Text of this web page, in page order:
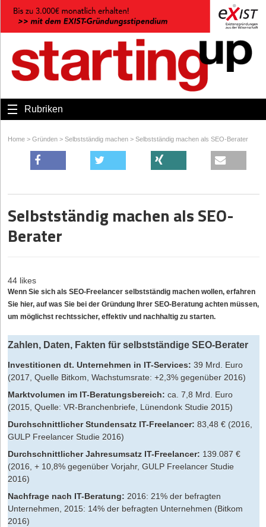
Rubriken
Home > Gründen > Selbstständig machen > Selbstständig machen als SEO-Berater
Selbstständig machen als SEO-
Berater
44 likes
Wenn Sie sich als SEO-Freelancer selbstständig machen wollen, erfahren
Sie hier, auf was Sie bei der Gründung Ihrer SEO-Beratung achten müssen,
um möglichst rechtssicher, effektiv und nachhaltig zu starten.
Zahlen, Daten, Fakten für selbstständige SEO-Berater
Investitionen dt. Unternehmen in IT-Services: 39 Mrd. Euro
(2017, Quelle Bitkom, Wachstumsrate: +2,3% gegenüber 2016)
Marktvolumen im IT-Beratungsbereich: ca. 7,8 Mrd. Euro
(2015, Quelle: VR-Branchenbriefe, Lünendonk Studie 2015)
Durchschnittlicher Stundensatz IT-Freelancer: 83,48 € (2016,
GULP Freelancer Studie 2016)
Durchschnittlicher Jahresumsatz IT-Freelancer: 139.087 €
(2016, + 10,8% gegenüber Vorjahr, GULP Freelancer Studie
2016)
Nachfrage nach IT-Beratung: 2016: 21% der befragten
Unternehmen, 2015: 14% der befragten Unternehmen (Bitkom
2016)